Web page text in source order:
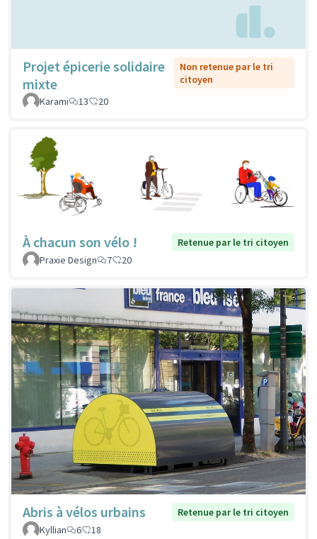
Projet épicerie solidaire
mixte
Non retenue par le tri
citoyen
Karami
13 20
À chacun son vélo !
Retenue par le tri citoyen
Praxie Design
7 20
Abris à vélos urbains
Retenue par le tri citoyen
Kyllian
6 18